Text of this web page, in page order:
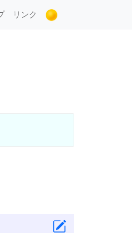
リンク